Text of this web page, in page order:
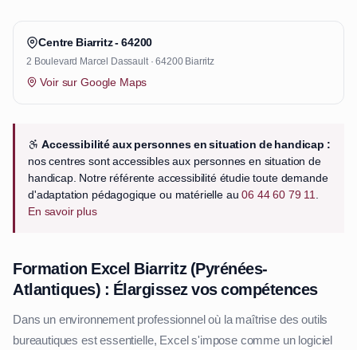
Centre Biarritz - 64200
2 Boulevard Marcel Dassault · 64200 Biarritz
Voir sur Google Maps
Accessibilité aux personnes en situation de handicap :
nos centres sont accessibles aux personnes en situation de
handicap. Notre référente accessibilité étudie toute demande
d'adaptation pédagogique ou matérielle au06 44 60 79 11.
En savoir plus
Formation Excel Biarritz (Pyrénées-
Atlantiques) : Élargissez vos compétences
Dans un environnement professionnel où la maîtrise des outils
bureautiques est essentielle, Excel s'impose comme un logiciel